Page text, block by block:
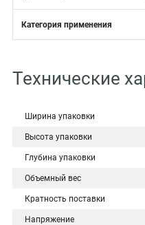
Категория применения
Технические
Ширина упаковки
Высота упаковки
Глубина упаковки
Объемный вес
Кратность поставки
Напряжение